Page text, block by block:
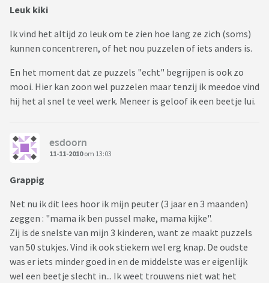
Leuk kiki
Ik vind het altijd zo leuk om te zien hoe lang ze zich (soms)
kunnen concentreren, of het nou puzzelen of iets anders is.
En het moment dat ze puzzels "echt" begrijpen is ook zo
mooi. Hier kan zoon wel puzzelen maar tenzij ik meedoe vind
hij het al snel te veel werk. Meneer is geloof ik een beetje lui.
esdoorn
11-11-2010om 13:03
Grappig
Net nu ik dit lees hoor ik mijn peuter (3 jaar en 3 maanden)
zeggen : "mama ik ben pussel make, mama kijke".
Zij is de snelste van mijn 3 kinderen, want ze maakt puzzels
van 50 stukjes. Vind ik ook stiekem wel erg knap. De oudste
was er iets minder goed in en de middelste was er eigenlijk
wel een beetje slecht in... Ik weet trouwens niet wat het